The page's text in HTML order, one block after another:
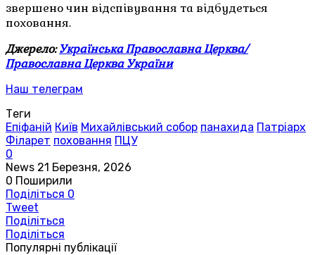
звершено чин відспівування та відбудеться
поховання.
Джерело:Українська Православна Церква/
Православна Церква України
Наш телеграм
Теги
Епіфаній Київ Михайлівський собор панахида Патріарх
Філарет поховання ПЦУ
0
News 21 Березня, 2026
0 Поширили
Поділіться 0
Tweet
Поділіться
Поділіться
Популярні публікації